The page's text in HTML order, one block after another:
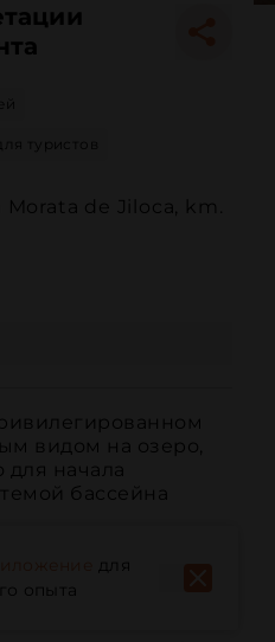
туристов
Morata de Jiloca, km.
видом на озеро,
для начала
бассейна
для
опыта